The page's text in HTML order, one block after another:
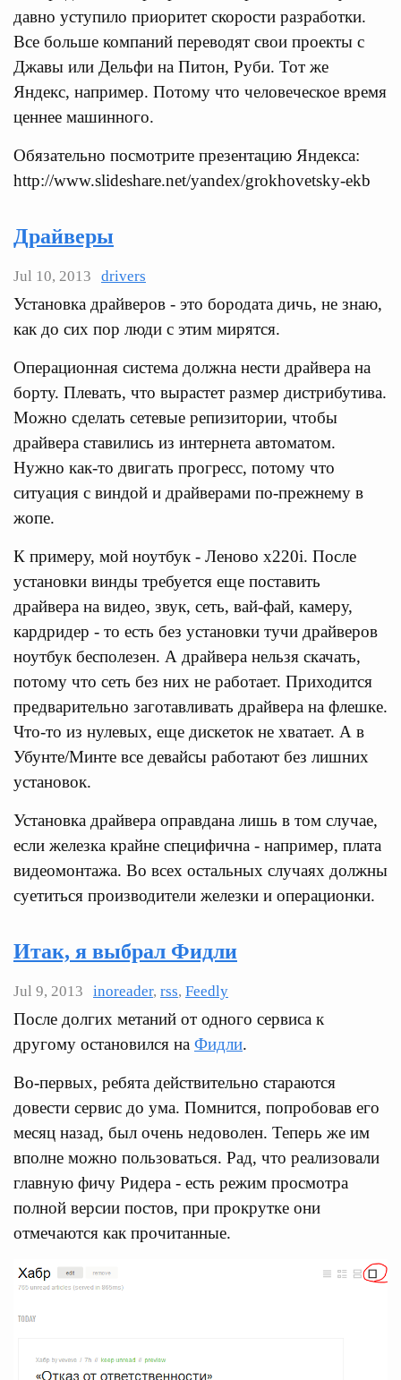
давно уступило приоритет скорости разработки.
Все больше компаний переводят свои проекты с
Джавы или Дельфи на Питон, Руби. Тот же
Яндекс, например. Потому что человеческое время
ценнее машинного.
Обязательно посмотрите презентацию Яндекса:
http://www.slideshare.net/yandex/grokhovetsky-ekb
Драйверы
Jul 10, 2013 drivers
Установка драйверов - это бородата дичь, не знаю,
как до сих пор люди с этим мирятся.
Операционная система должна нести драйвера на
борту. Плевать, что вырастет размер дистрибутива.
Можно сделать сетевые репизитории, чтобы
драйвера ставились из интернета автоматом.
Нужно как-то двигать прогресс, потому что
ситуация с виндой и драйверами по-прежнему в
жопе.
К примеру, мой ноутбук - Леново x220i. После
установки винды требуется еще поставить
драйвера на видео, звук, сеть, вай-фай, камеру,
кардридер - то есть без установки тучи драйверов
ноутбук бесполезен. А драйвера нельзя скачать,
потому что сеть без них не работает. Приходится
предварительно заготавливать драйвера на флешке.
Что-то из нулевых, еще дискеток не хватает. А в
Убунте/Минте все девайсы работают без лишних
установок.
Установка драйвера оправдана лишь в том случае,
если железка крайне специфична - например, плата
видеомонтажа. Во всех остальных случаях должны
суетиться производители железки и операционки.
Итак, я выбрал Фидли
Jul 9, 2013 inoreader, rss, Feedly
После долгих метаний от одного сервиса к
другому остановился на Фидли.
Во-первых, ребята действительно стараются
довести сервис до ума. Помнится, попробовав его
месяц назад, был очень недоволен. Теперь же им
вполне можно пользоваться. Рад, что реализовали
главную фичу Ридера - есть режим просмотра
полной версии постов, при прокрутке они
отмечаются как прочитанные.